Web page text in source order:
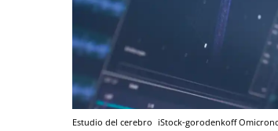
Estudio del cerebro iStock-gorodenkoff